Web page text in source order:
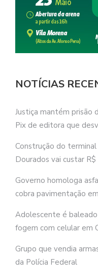
NOTÍCIAS
Justiça mantém
Pix de editora que
Construção do
Dourados vai custar
Governo homologa
cobra pavimentação
Adolescente é baleado
fogem com celular em
Grupo que vendia
da Polícia Federal